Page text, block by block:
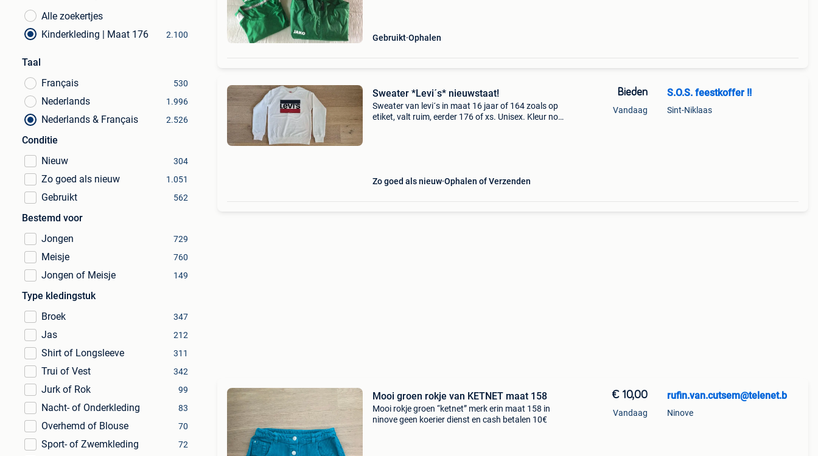
Alle zoekertjes
Kinderkleding | Maat 176
2.100
Taal
Français
530
Nederlands 1.996
Nederlands & Français 2.526
Conditie
Nieuw
304
Zo goed als nieuw 1.051
Gebruikt 562
Bestemd voor
Jongen
729
Meisje 760
Jongen of Meisje 149
Type kledingstuk
Broek
347
Jas 212
Shirt of Longsleeve 311
Trui of Vest 342
Jurk of Rok 99
Nacht- of Onderkleding 83
Overhemd of Blouse 70
Sport- of Zwemkleding 72
Gebruikt Ophalen
Sweater *Levi´s* nieuwstaat!
Sweater van levi´s in maat 16 jaar of 164 zoals op
etiket, valt ruim, eerder 176 of xs. Unisex. Kleur nog
Zo goed als nieuw Ophalen of Verzenden
Bieden
Vandaag
S.O.S. feestkoffer !!
Sint-Niklaas
Mooi groen rokje van KETNET maat 158
Mooi rokje groen “ketnet” merk erin maat 158 in
ninove geen koerier dienst en cash betalen 10€
€ 10,00
Vandaag
rufin.van.cutsem@telenet.b
Ninove